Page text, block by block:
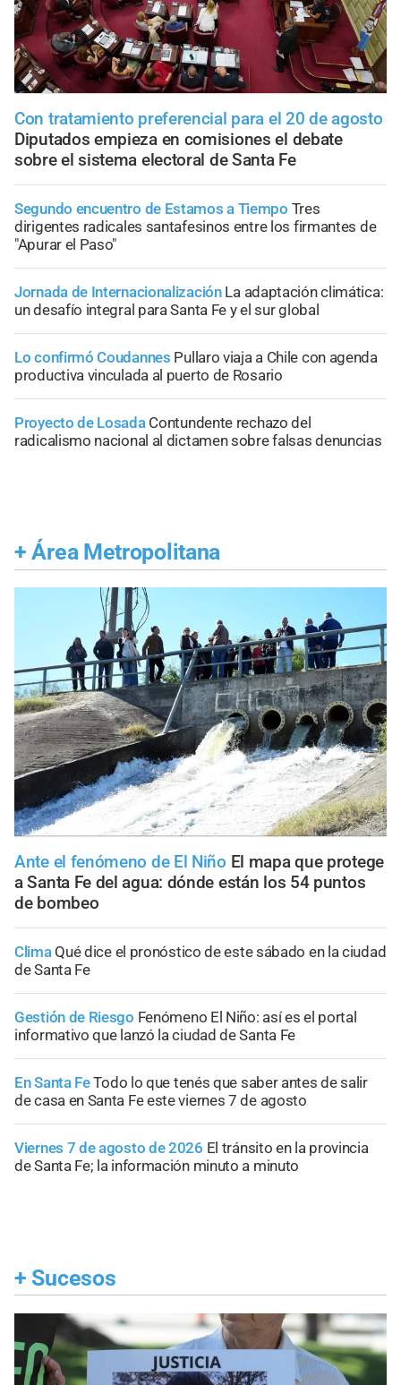
Con tratamiento preferencial para el 20 de agosto
Diputados empieza en comisiones el debate
sobre el sistema electoral de Santa Fe
Segundo encuentro de Estamos a Tiempo Tres
dirigentes radicales santafesinos entre los firmantes de
"Apurar el Paso"
Jornada de Internacionalización La adaptación climática:
un desafío integral para Santa Fe y el sur global
Lo confirmó Coudannes Pullaro viaja a Chile con agenda
productiva vinculada al puerto de Rosario
Proyecto de Losada Contundente rechazo del
radicalismo nacional al dictamen sobre falsas denuncias
+ Área Metropolitana
Ante el fenómeno de El Niño El mapa que protege
a Santa Fe del agua: dónde están los 54 puntos
de bombeo
Clima Qué dice el pronóstico de este sábado en la ciudad
de Santa Fe
Gestión de Riesgo Fenómeno El Niño: así es el portal
informativo que lanzó la ciudad de Santa Fe
En Santa FeTodo lo que tenés que saber antes de salir
de casa en Santa Fe este viernes 7 de agosto
Viernes 7 de agosto de 2026 El tránsito en la provincia
de Santa Fe; la información minuto a minuto
+ Sucesos